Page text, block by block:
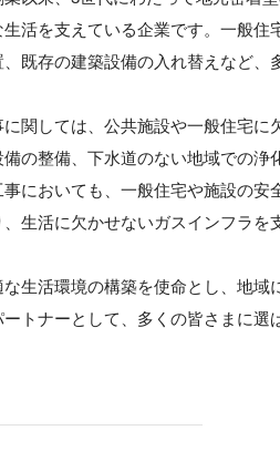
活を支えている企業です。一般
既存の建築設備の入れ替えなど、
関しては、公共施設や一般住宅
の整備、下水道のない地域での
においても、一般住宅や施設の
生活に欠かせないガスインフラを
生活環境の構築を使命とし、地
トナーとして、多くの皆さまに選